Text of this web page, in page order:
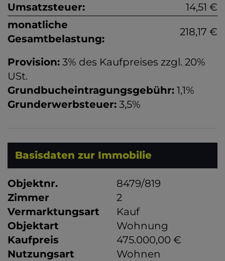
Umsatzsteuer:
14,51 €
monatliche
Gesamtbelastung:
218,17 €
Provision: 3% des Kaufpreises zzgl. 20%
USt.
Grundbucheintragungsgebühr: 1,1%
Grunderwerbsteuer: 3,5%
Basisdaten zur Immobilie
Objektnr.
8479/819
Zimmer
2
Vermarktungsart
Kauf
Objektart
Wohnung
Kaufpreis
475.000,00 €
Nutzungsart
Wohnen